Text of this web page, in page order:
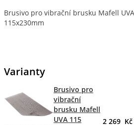
Brusivo pro vibrační brusku Mafell
115x230mm
Varianty
Brusivo pro
vibrační
brusku Mafell
UVA 115
2 269 Kč